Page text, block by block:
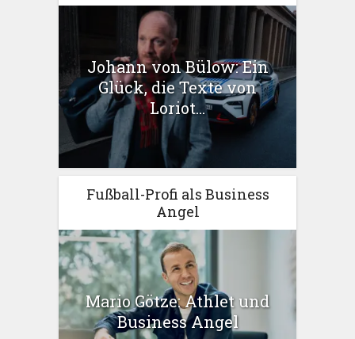
Johann von Bülow: Ein
Glück, die Texte von
Loriot...
Fußball-Profi als Business
Angel
Mario Götze: Athlet und
Business Angel